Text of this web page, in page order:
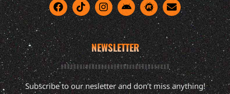
NEWSLETTER
Subscribe to our nesletter and don’t miss anything!